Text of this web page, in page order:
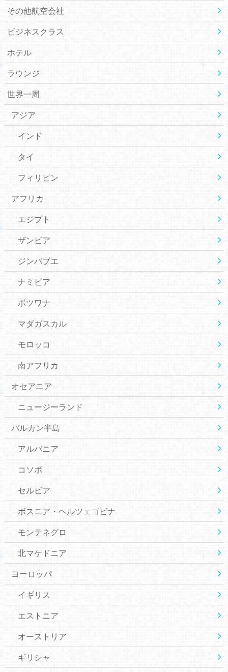
その他航空会社
ビジネスクラス
ホテル
ラウンジ
世界一周
アジア
インド
タイ
フィリピン
アフリカ
エジプト
ザンビア
ジンバブエ
ナミビア
ボツワナ
マダガスカル
モロッコ
南アフリカ
オセアニア
ニュージーランド
バルカン半島
アルバニア
コソボ
セルビア
ボスニア・ヘルツェゴビナ
モンテネグロ
北マケドニア
ヨーロッパ
イギリス
エストニア
オーストリア
ギリシャ